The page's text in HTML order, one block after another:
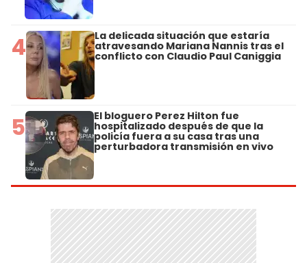
4 La delicada situación que estaría
atravesando Mariana Nannis tras el
conflicto con Claudio Paul Caniggia
5 El bloguero Perez Hilton fue
hospitalizado después de que la
policía fuera a su casa tras una
perturbadora transmisión en vivo